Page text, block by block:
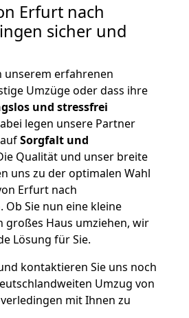
Erfurt nach
sicher und
unserem erfahrenen
Umzüge oder dass ihre
und stressfrei
legen unsere Partner
Sorgfalt und
Qualität und unser breite
uns zu der optimalen Wahl
Erfurt nach
Ob Sie nun eine kleine
großes Haus umziehen, wir
Lösung für Sie.
kontaktieren Sie uns noch
Umzug von
mit Ihnen zu